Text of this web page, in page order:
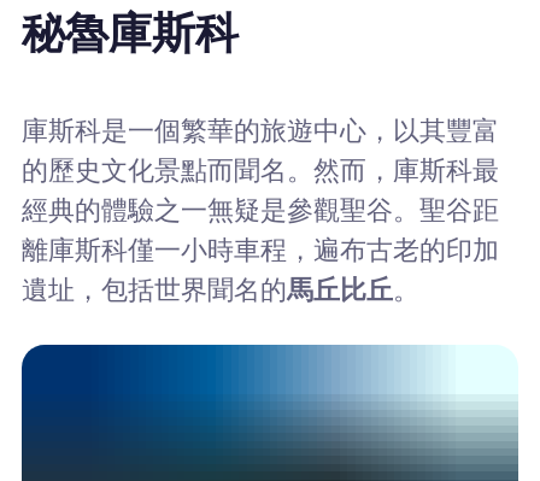
秘魯庫斯科
庫斯科是一個繁華的旅遊中心，以其豐富
的歷史文化景點而聞名。然而，庫斯科最
經典的體驗之一無疑是參觀聖谷。聖谷距
離庫斯科僅一小時車程，遍布古老的印加
遺址，包括世界聞名的馬丘比丘。